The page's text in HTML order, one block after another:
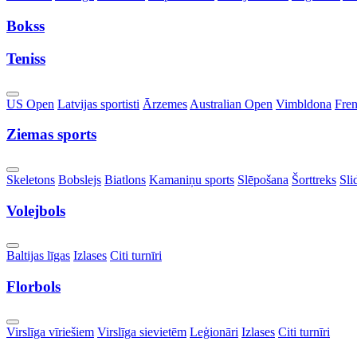
Bokss
Teniss
Toggle
Dropdown
US Open Latvijas sportisti Ārzemes Australian Open Vimbldona
Ziemas sports
Toggle
Dropdown
Skeletons Bobslejs Biatlons Kamaniņu sports Slēpošana Šorttreks
Volejbols
Toggle
Dropdown
Baltijas līgas Izlases Citi turnīri
Florbols
Toggle
Dropdown
Virslīga vīriešiem Virslīga sievietēm Leģionāri Izlases Citi turnīri